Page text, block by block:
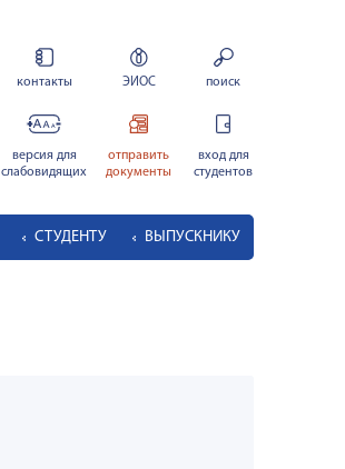
контакты ЭИОС поиск
версия для
слабовидящих
отправить
документы
вход для
студентов
СТУДЕНТУ ВЫПУСКНИКУ